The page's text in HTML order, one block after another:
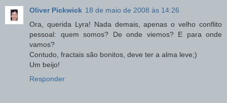
Oliver Pickwick 18 de maio de 2008 às 14:26
Ora, querida Lyra! Nada demais, apenas o velho conflito
pessoal: quem somos? De onde viemos? E para onde
vamos?
Contudo, fractais são bonitos, deve ter a alma leve;)
Um beijo!
Responder